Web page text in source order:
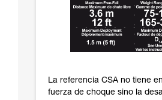
La referencia CSA no tiene
fuerza de choque sino la